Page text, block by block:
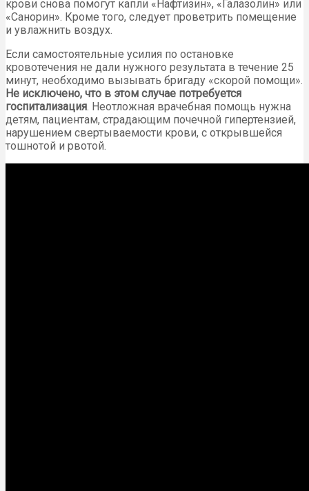
крови снова помогут капли «Нафтизин», «Галазолин» или
«Санорин». Кроме того, следует проветрить помещение
и увлажнить воздух.
Если самостоятельные усилия по остановке
кровотечения не дали нужного результата в течение 25
минут, необходимо вызывать бригаду «скорой помощи».
Не исключено, что в этом случае потребуется
госпитализация. Неотложная врачебная помощь нужна
детям, пациентам, страдающим почечной гипертензией,
нарушением свертываемости крови, с открывшейся
тошнотой и рвотой.